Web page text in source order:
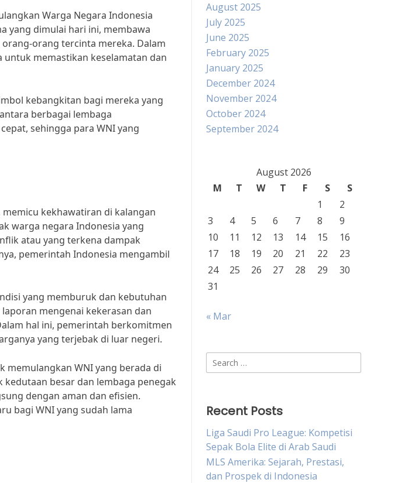
Warga Negara Indonesia
yang dimulai hari ini, membawa
orang tercinta mereka. Dalam
memastikan keselamatan dan
kebangkitan bagi mereka yang
berbagai lembaga
sehingga para WNI yang
kekhawatiran di kalangan
warga negara Indonesia yang
atau yang terkena dampak
pemerintah Indonesia mengambil
yang memburuk dan kebutuhan
mengenai kekerasan dan
hal ini, pemerintah berkomitmen
yang terjebak di luar negeri.
memulangkan WNI yang berada di
besar dan lembaga penegak
dengan aman dan efisien.
bagi WNI yang sudah lama
August 2025
July 2025
June 2025
February 2025
January 2025
December 2024
November 2024
October 2024
September 2024
August 2026
M
T W T F S
S
1
2
3
4 5 6 7 8
9
10
11 12 13 14 15
16
17
18 19 20 21 22
23
24
25 26 27 28 29
30
31
« Mar
Search
for:
Recent Posts
Liga Saudi Pro League: Kompetisi
Sepak Bola Elite di Arab Saudi
MLS Amerika: Sejarah, Prestasi,
dan Prospek di Indonesia